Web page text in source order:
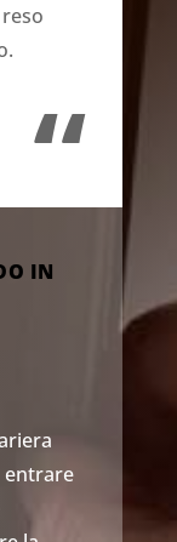
“
IN
entrare